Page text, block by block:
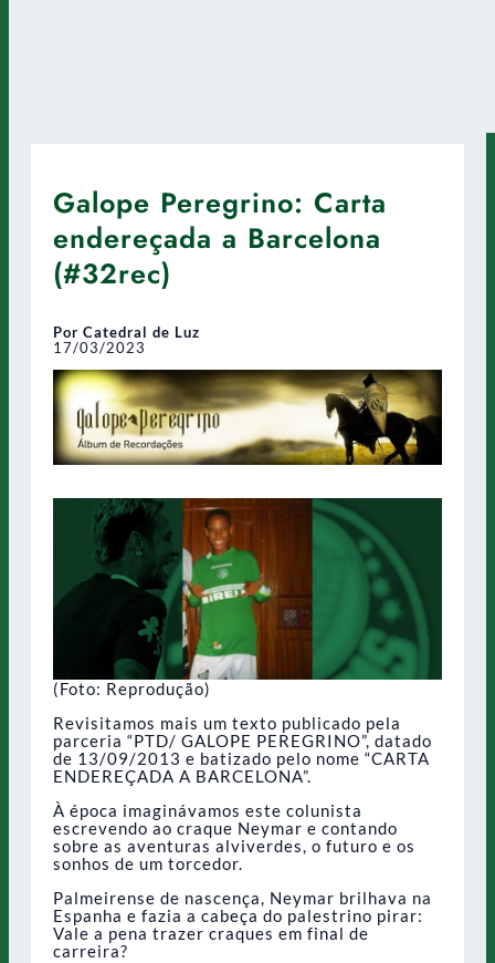
Galope Peregrino: Carta
endereçada a Barcelona
(#32rec)
Por Catedral de Luz
17/03/2023
(Foto: Reprodução)
Revisitamos mais um texto publicado pela
parceria “PTD/ GALOPE PEREGRINO”, datado
de 13/09/2013 e batizado pelo nome “CARTA
ENDEREÇADA A BARCELONA”.
À época imaginávamos este colunista
escrevendo ao craque Neymar e contando
sobre as aventuras alviverdes, o futuro e os
sonhos de um torcedor.
Palmeirense de nascença, Neymar brilhava na
Espanha e fazia a cabeça do palestrino pirar:
Vale a pena trazer craques em final de
carreira?